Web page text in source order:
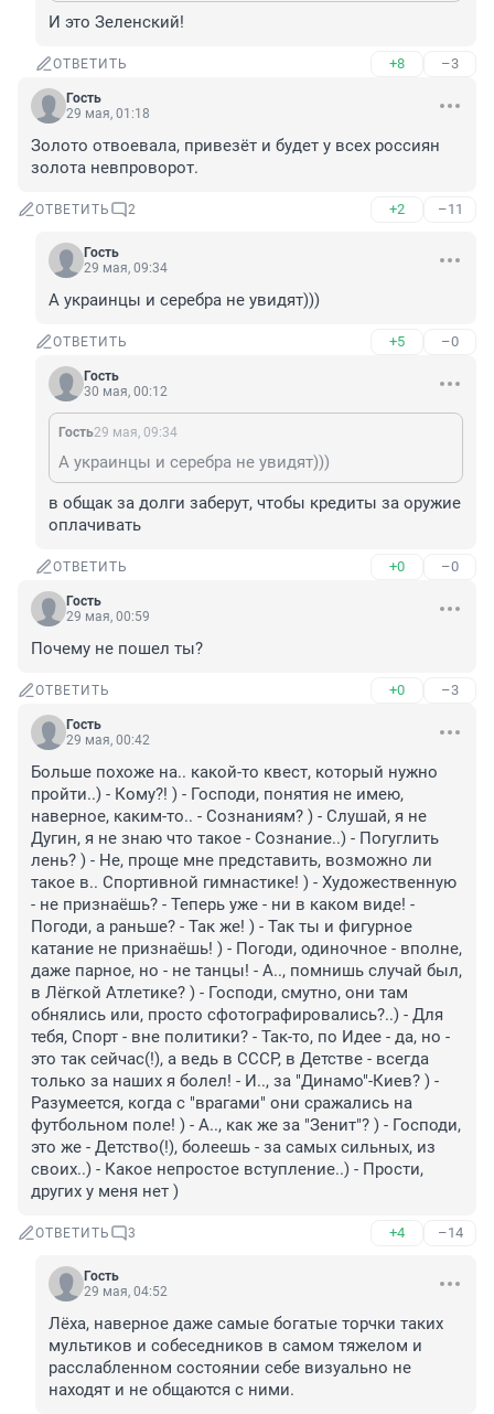
И это Зеленский!
ОТВЕТИТЬ +8 –3
Гость
29 мая, 01:18
Золото отвоевала, привезёт и будет у всех россиян
золота невпроворот.
ОТВЕТИТЬ 2 +2 –11
Гость
29 мая, 09:34
А украинцы и серебра не увидят)))
ОТВЕТИТЬ +5 –0
Гость
30 мая, 00:12
Гость29 мая, 09:34
А украинцы и серебра не увидят)))
в общак за долги заберут, чтобы кредиты за оружие
оплачивать
ОТВЕТИТЬ +0 –0
Гость
29 мая, 00:59
Почему не пошел ты?
ОТВЕТИТЬ +0 –3
Гость
29 мая, 00:42
Больше похоже на.. какой-то квест, который нужно
пройти..) - Кому?! ) - Господи, понятия не имею,
наверное, каким-то.. - Сознаниям? ) - Слушай, я не
Дугин, я не знаю что такое - Сознание..) - Погуглить
лень? ) - Не, проще мне представить, возможно ли
такое в.. Спортивной гимнастике! ) - Художественную
- не признаёшь? - Теперь уже - ни в каком виде! -
Погоди, а раньше? - Так же! ) - Так ты и фигурное
катание не признаёшь! ) - Погоди, одиночное - вполне,
даже парное, но - не танцы! - А.., помнишь случай был,
в Лёгкой Атлетике? ) - Господи, смутно, они там
обнялись или, просто сфотографировались?..) - Для
тебя, Спорт - вне политики? - Так-то, по Идее - да, но -
это так сейчас(!), а ведь в СССР, в Детстве - всегда
только за наших я болел! - И.., за "Динамо"-Киев? ) -
Разумеется, когда с "врагами" они сражались на
футбольном поле! ) - А.., как же за "Зенит"? ) - Господи,
это же - Детство(!), болеешь - за самых сильных, из
своих..) - Какое непростое вступление..) - Прости,
других у меня нет )
ОТВЕТИТЬ 3 +4 –14
Гость
29 мая, 04:52
Лёха, наверное даже самые богатые торчки таких
мультиков и собеседников в самом тяжелом и
расслабленном состоянии себе визуально не
находят и не общаются с ними.